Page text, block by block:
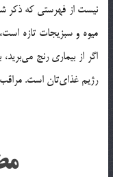
نیست از فهرستی که ذکر
میوه‌ و سبزیجات تازه
اگر از بیماری رنج
رژیم غذای‌تان است.